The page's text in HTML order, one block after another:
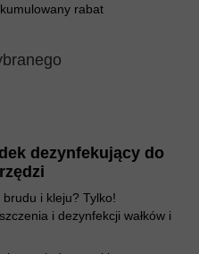
rabat
dezynfekujący do
i kleju? Tylko!
i dezynfekcji wałków i